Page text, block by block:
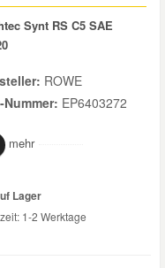
Synt RS C5 SAE
ROWE
Nummer: EP6403272
mehr
Lager
1-2 Werktage